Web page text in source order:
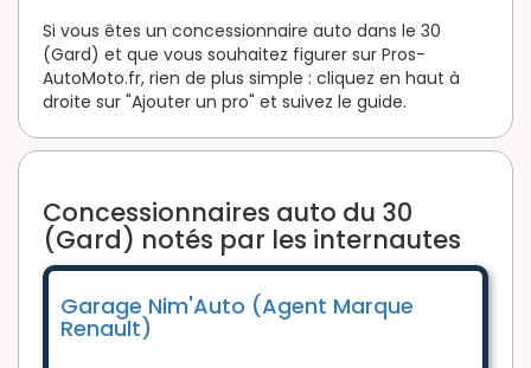
Si vous êtes un concessionnaire auto dans le 30
(Gard) et que vous souhaitez figurer sur Pros-
AutoMoto.fr, rien de plus simple : cliquez en haut à
droite sur "Ajouter un pro" et suivez le guide.
Concessionnaires auto du 30
(Gard) notés par les internautes
Garage Nim'Auto (Agent Marque
Renault)